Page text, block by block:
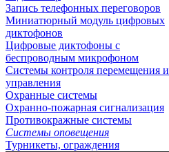
Запись телефонных переговоров
Миниатюрный модуль цифровых
диктофонов
Цифровые диктофоны с
беспроводным микрофоном
Системы контроля перемещения и
управления
Охранные системы
Охранно-пожарная сигнализация
Противокражные системы
Системы оповещения
Турникеты, ограждения